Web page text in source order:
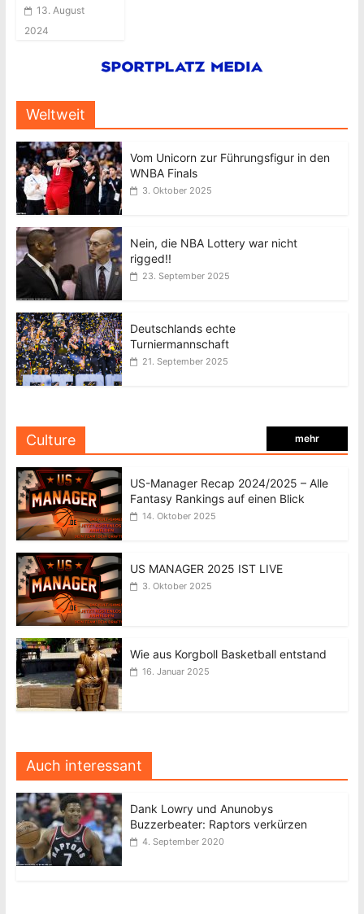
13. August
2024
Weltweit
Vom Unicorn zur Führungsfigur in den
WNBA Finals
3. Oktober 2025
Nein, die NBA Lottery war nicht
rigged!!
23. September 2025
Deutschlands echte
Turniermannschaft
21. September 2025
Culture mehr
US-Manager Recap 2024/2025 – Alle
Fantasy Rankings auf einen Blick
14. Oktober 2025
US MANAGER 2025 IST LIVE
3. Oktober 2025
Wie aus Korgboll Basketball entstand
16. Januar 2025
Auch interessant
Dank Lowry und Anunobys
Buzzerbeater: Raptors verkürzen
4. September 2020